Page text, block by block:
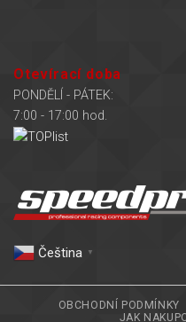
Otevírací doba
PONDĚLÍ - PÁTEK:
7:00 - 17:00 hod.
Čeština‎ ▼
OBCHODNÍ PODMÍNKY
JAK